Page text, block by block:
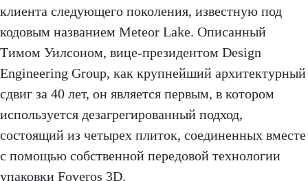
клиента следующего поколения, известную под
кодовым названием Meteor Lake. Описанный
Тимом Уилсоном, вице-президентом Design
Engineering Group, как крупнейший архитектурный
сдвиг за 40 лет, он является первым, в котором
используется дезагрегированный подход,
состоящий из четырех плиток, соединенных вместе
с помощью собственной передовой технологии
упаковки Foveros 3D.